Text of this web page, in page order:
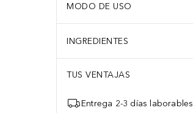
MODO DE USO
INGREDIENTES
TUS VENTAJAS
Entrega 2-3 días laborables